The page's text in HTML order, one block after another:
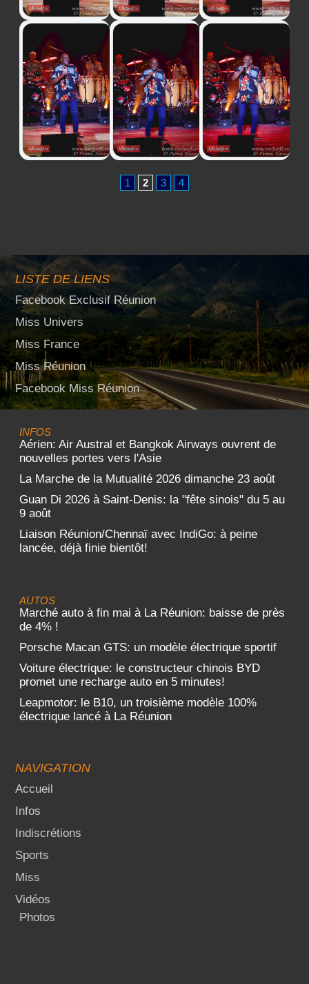
1 2 3 4
LISTE DE LIENS
Facebook Exclusif Réunion
Miss Univers
Miss France
Miss Réunion
Facebook Miss Réunion
INFOS
Aérien: Air Austral et Bangkok Airways ouvrent de
nouvelles portes vers l'Asie
La Marche de la Mutualité 2026 dimanche 23 août
Guan Di 2026 à Saint-Denis: la "fête sinois" du 5 au
9 août
Liaison Réunion/Chennaï avec IndiGo: à peine
lancée, déjà finie bientôt!
AUTOS
Marché auto à fin mai à La Réunion: baisse de près
de 4% !
Porsche Macan GTS: un modèle électrique sportif
Voiture électrique: le constructeur chinois BYD
promet une recharge auto en 5 minutes!
Leapmotor: le B10, un troisième modèle 100%
électrique lancé à La Réunion
NAVIGATION
Accueil
Infos
Indiscrétions
Sports
Miss
Vidéos
Photos